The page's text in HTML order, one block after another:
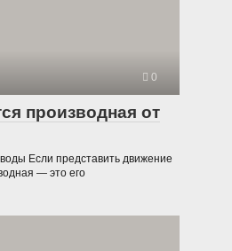
0
производная от
Если представить движение
— это его